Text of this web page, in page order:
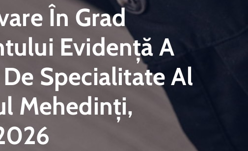
În Grad
Evidență A
Specialitate Al
Mehedinți,